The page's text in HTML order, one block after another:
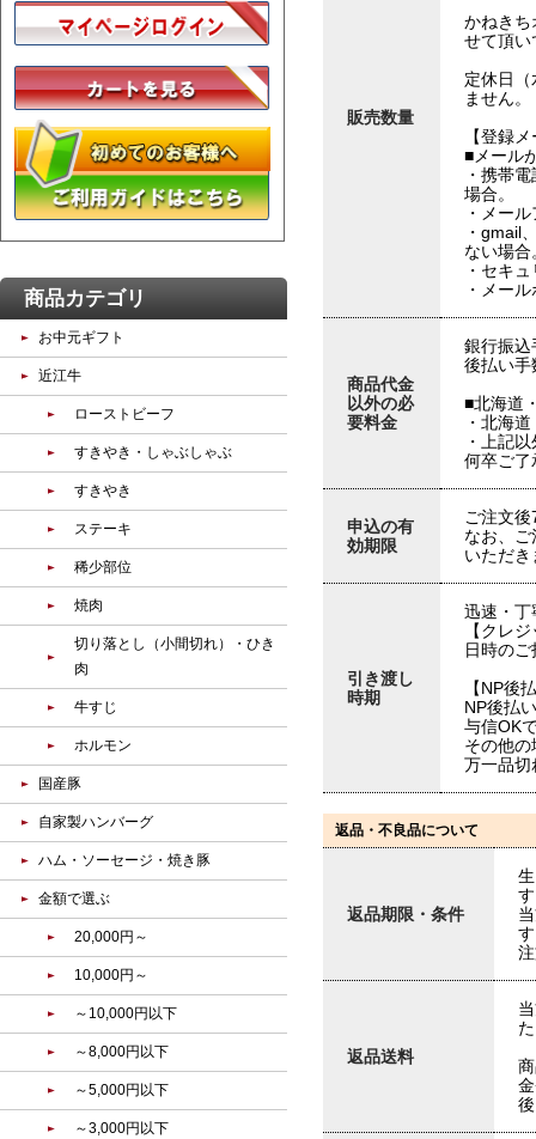
販売数量
かねきち
せて頂い
定休日
ません。
【登録
■メール
・携帯
場合。
・メー
・gmail
ない場合
・セキ
・メー
商品代金
以外の必
要料金
銀行振込
後払い手
■北海道
・北海
・上記
何卒ご了
申込の有
効期限
ご注文
なお、
いただき
引き渡し
時期
迅速・丁
【クレ
日時の
【NP後
NP後払
与信OK
その他
万一品切
返品・不良品について
返品期限・条件
返品送料
商品カテゴリ
お中元ギフト
近江牛
ローストビーフ
すきやき・しゃぶしゃぶ
すきやき
ステーキ
稀少部位
焼肉
切り落とし（小間切れ）・ひき
肉
牛すじ
ホルモン
国産豚
自家製ハンバーグ
ハム・ソーセージ・焼き豚
金額で選ぶ
20,000円～
10,000円～
～10,000円以下
～8,000円以下
～5,000円以下
～3,000円以下